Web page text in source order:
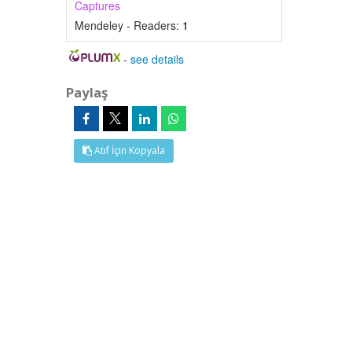
Captures
Mendeley - Readers: 1
-see details
Paylaş
Atıf İçin Kopyala